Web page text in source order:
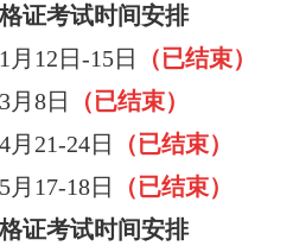
证考试时间安排
12日-15日
（已结束）
月8日
（已结束）
21-24日
（已结束）
17-18日
（已结束）
证考试时间安排